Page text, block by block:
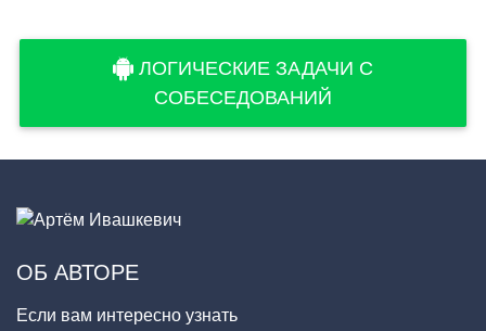
ЛОГИЧЕСКИЕ ЗАДАЧИ С
СОБЕСЕДОВАНИЙ
ОБ АВТОРЕ
Если вам интересно узнать